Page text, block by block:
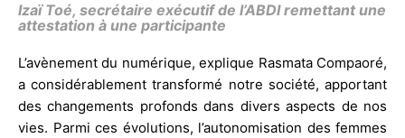
Izaï Toé, secrétaire exécutif de l’ABDI remettant une
attestation à une participante
L’avènement du numérique, explique Rasmata Compaoré,
a considérablement transformé notre société, apportant
des changements profonds dans divers aspects de nos
vies. Parmi ces évolutions, l’autonomisation des femmes